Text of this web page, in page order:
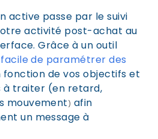
active passe par le suivi
activité post-achat au
Grâce à un outil
de paramétrer des
fonction de vos objectifs et
à traiter (en retard,
mouvement ) afin
un message à